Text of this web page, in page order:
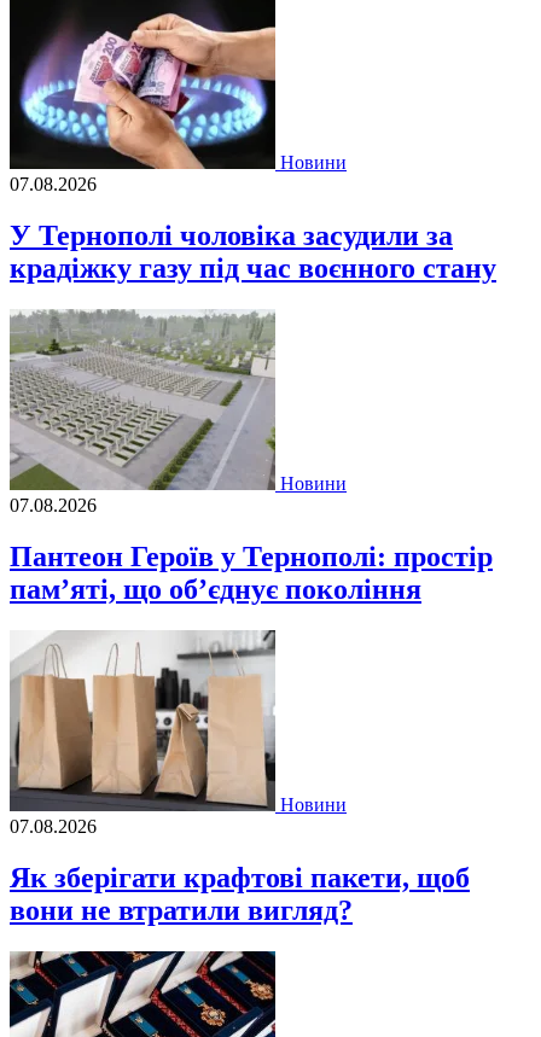
Новини
07.08.2026
У Тернополі чоловіка засудили за
крадіжку газу під час воєнного стану
Новини
07.08.2026
Пантеон Героїв у Тернополі: простір
пам’яті, що об’єднує покоління
Новини
07.08.2026
Як зберігати крафтові пакети, щоб
вони не втратили вигляд?